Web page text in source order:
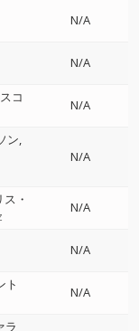
N/A
N/A
コ
N/A
ン
N/A
・
N/A
N/A
ト
N/A
ラ